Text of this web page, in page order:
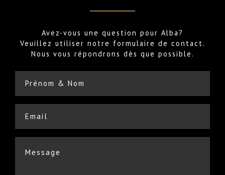
Avez-vous une question pour Alba?
Veuillez utiliser notre formulaire de contact.
Nous vous répondrons dès que possible.